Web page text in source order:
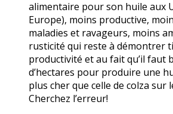
alimentaire pour son huile aux
Europe), moins productive,
maladies et ravageurs, moins
rusticité qui reste à démontrer
productivité et au fait qu’il faut
d’hectares pour produire une
plus cher que celle de colza sur
Cherchez l’erreur!